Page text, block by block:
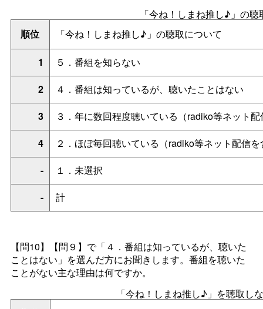
「今ね！しまね推し♪」の
順位
「今ね！しまね推し♪」の聴取について
1
５．番組を知らない
2
４．番組は知っているが、聴いたことはない
3
３．年に数回程度聴いている（radiko等ネット
4
２．ほぼ毎回聴いている（radiko等ネット配信
-
１．未選択
-
計
【問10】【問９】で「４．番組は知っているが、聴いた
ことはない」を選んだ方にお聞きします。番組を聴いた
ことがない主な理由は何ですか。
「今ね！しまね推し♪」を聴取し